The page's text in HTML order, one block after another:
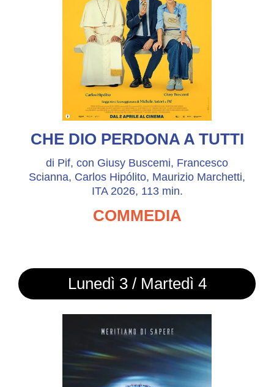
CHE DIO PERDONA A TUTTI
di Pif, con Giusy Buscemi, Francesco
Scianna, Carlos Hipólito, Maurizio Marchetti,
ITA 2026, 113 min.
COMMEDIA
Lunedì 3 / Martedì 4